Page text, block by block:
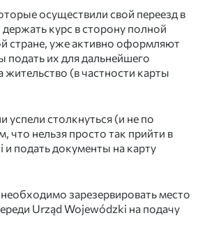
осуществили свой переезд в
курс в сторону полной
стране, уже активно оформляют
подать их для дальнейшего
жительство (в частности карты
успели столкнуться (и не по
что нельзя просто так прийти в
и подать документы на карту
зарезервировать место
Urząd Wojewódzki на подачу